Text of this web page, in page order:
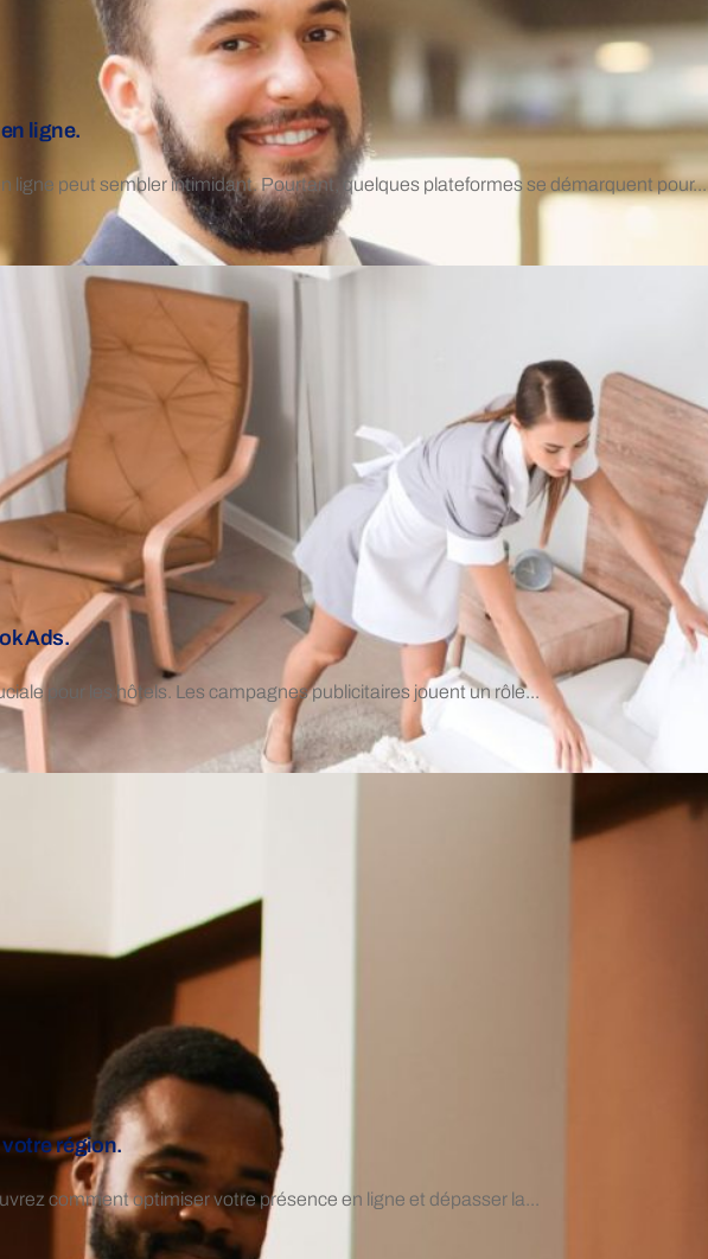
ligne.
ligne peut sembler intimidant. Pourtant, quelques plateformes se démarquent pour...
Ads.
pour les hôtels. Les campagnes publicitaires jouent un rôle...
région.
comment optimiser votre présence en ligne et dépasser la...